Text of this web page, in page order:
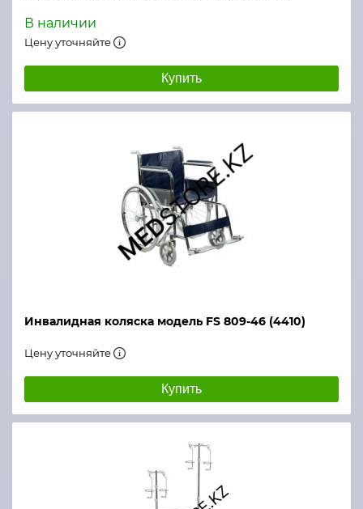
В наличии
Цену уточняйте
Купить
Инвалидная коляска модель FS 809-46 (4410)
Цену уточняйте
Купить